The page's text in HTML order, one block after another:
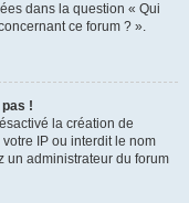
dans la question « Qui
ce forum ? ».
!
la création de
IP ou interdit le nom
un administrateur du forum